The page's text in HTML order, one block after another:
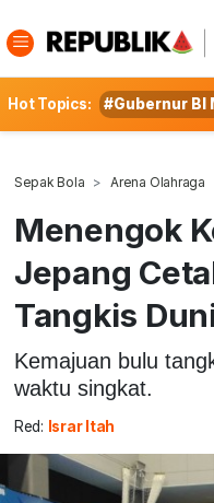
Hot Topics: #Gubernur BI
Sepak Bola Arena Olahraga
Menengok
Jepang
Tangkis
Kemajuan bulu
waktu singkat.
Red: Israr Itah